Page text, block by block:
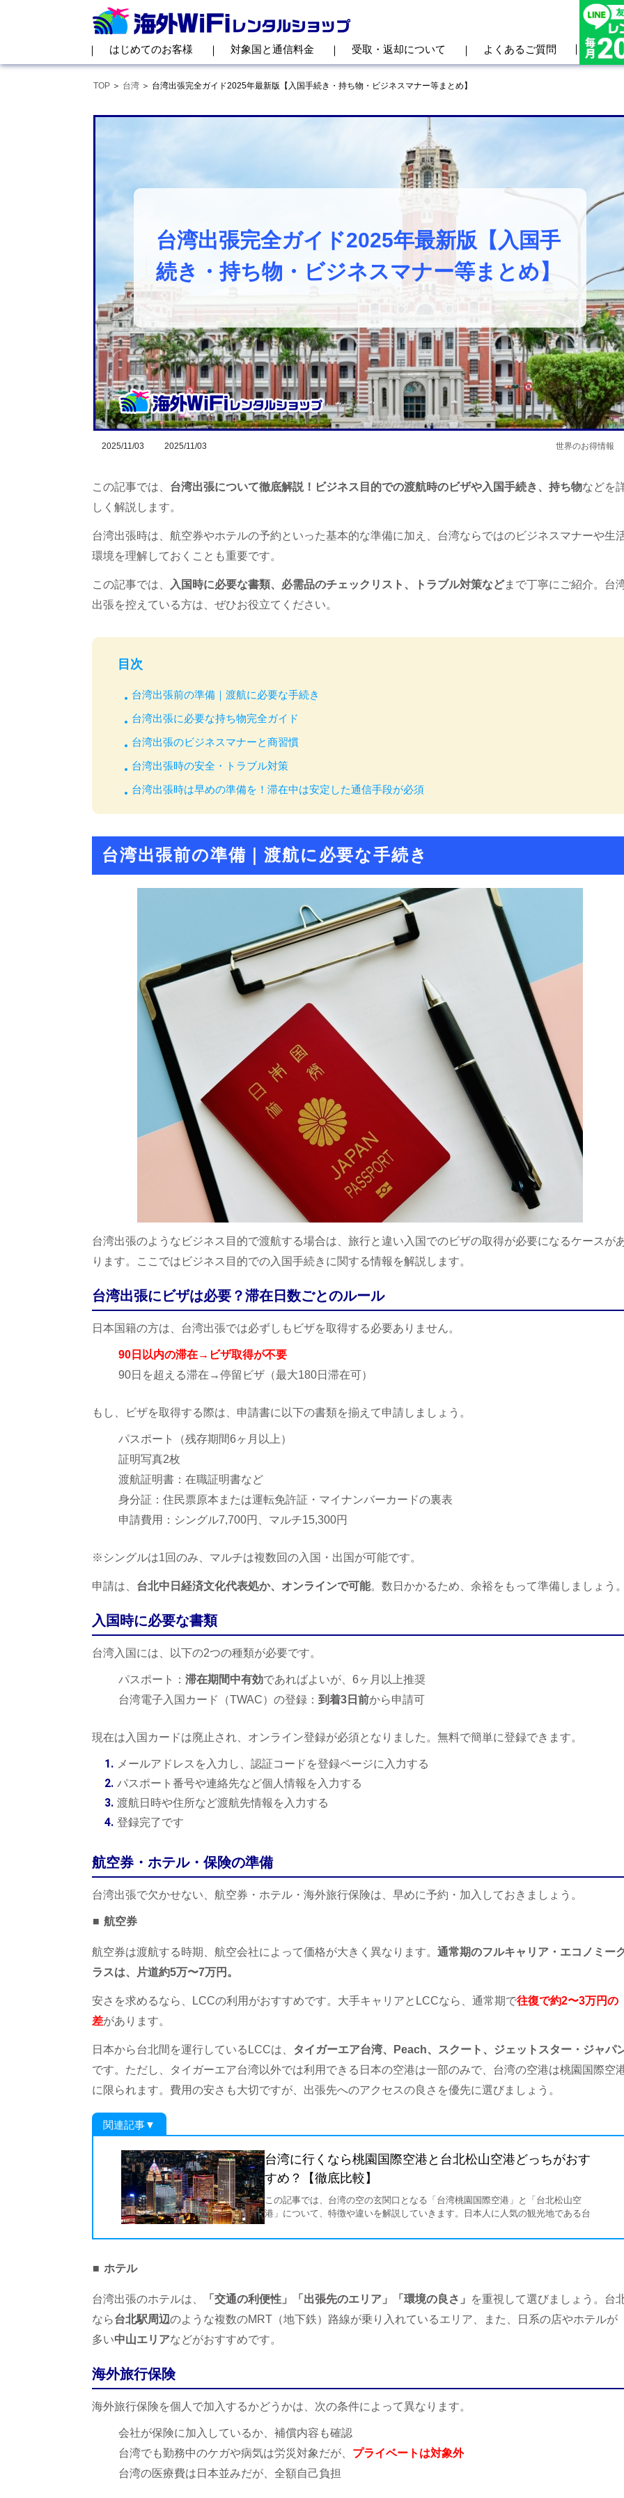
はじめてのお客様 対象国と通信料金 受取・返却について よくあるご質問
TOP 台湾 台湾出張完全ガイド2025年最新版【入国手続き・持ち物・ビジネスマナー等まとめ】
台湾出張完全ガイド2025年最新版【入国手
続き・持ち物・ビジネスマナー等まとめ】
2025/11/03 2025/11/03 世界のお得情報
この記事では、 台湾出張について徹底解説！ビジネス目的での渡航時のビザや入国手続き、持ち物などを
しく解説します。
台湾出張時は、航空券やホテルの予約といった基本的な準備に加え、台湾ならではのビジネスマナーや生
環境を理解しておくことも重要です。
この記事では、 入国時に必要な書類、必需品のチェックリスト、トラブル対策などまで丁寧にご紹介。台
出張を控えている方は、ぜひお役立てください。
目次
台湾出張前の準備｜渡航に必要な手続き
台湾出張に必要な持ち物完全ガイド
台湾出張のビジネスマナーと商習慣
台湾出張時の安全・トラブル対策
台湾出張時は早めの準備を！滞在中は安定した通信手段が必須
台湾出張前の準備｜渡航に必要な手続き
台湾出張のようなビジネス目的で渡航する場合は、旅行と違い入国でのビザの取得が必要になるケースが
ります。ここではビジネス目的での入国手続きに関する情報を解説します。
台湾出張にビザは必要？滞在日数ごとのルール
日本国籍の方は、台湾出張では必ずしもビザを取得する必要ありません。
90日以内の滞在→ビザ取得が不要
90日を超える滞在→停留ビザ（最大180日滞在可）
もし、ビザを取得する際は、申請書に以下の書類を揃えて申請しましょう。
パスポート（残存期間6ヶ月以上）
証明写真2枚
渡航証明書：在職証明書など
身分証：住民票原本または運転免許証・マイナンバーカードの裏表
申請費用：シングル7,700円、マルチ15,300円
※シングルは1回のみ、マルチは複数回の入国・出国が可能です。
申請は、 台北中日経済文化代表処か、オンラインで可能。数日かかるため、余裕をもって準備しましょう
入国時に必要な書類
台湾入国には、以下の2つの種類が必要です。
パスポート： 滞在期間中有効であればよいが、6ヶ月以上推奨
台湾電子入国カード（TWAC）の登録： 到着3日前から申請可
現在は入国カードは廃止され、オンライン登録が必須となりました。無料で簡単に登録できます。
メールアドレスを入力し、認証コードを登録ページに入力する
パスポート番号や連絡先など個人情報を入力する
渡航日時や住所など渡航先情報を入力する
登録完了です
航空券・ホテル・保険の準備
台湾出張で欠かせない、航空券・ホテル・海外旅行保険は、早めに予約・加入しておきましょう。
航空券
航空券は渡航する時期、航空会社によって価格が大きく異なります。 通常期のフルキャリア・エコノミー
ラスは、片道約5万〜7万円。
安さを求めるなら、LCCの利用がおすすめです。大手キャリアとLCCなら、通常期で往復で約2〜3万円の
差があります。
日本から台北間を運行しているLCCは、
タイガーエア台湾、Peach、スクート、ジェットスター・ジャパ
です。ただし、タイガーエア台湾以外では利用できる日本の空港は一部のみで、台湾の空港は桃園国際空
に限られます。費用の安さも大切ですが、出張先へのアクセスの良さを優先に選びましょう。
関連記事▼
台湾に行くなら桃園国際空港と台北松山空港どっちがおす
すめ？【徹底比較】
この記事では、台湾の空の玄関口となる「台湾桃園国際空港」と「台北松山空
港」について、特徴や違いを解説していきます。日本人に人気の観光地である台
湾への渡航で、どちらの空港を利用するか悩まれている人もいるのではないでし
ょうか…
ホテル
台湾出張のホテルは、 「交通の利便性」「出張先のエリア」「環境の良さ」
を重視して選びましょう。台
なら台北駅周辺のような複数のMRT（地下鉄）路線が乗り入れているエリア、また、日系の店やホテルが
多い中山エリアなどがおすすめです。
海外旅行保険
海外旅行保険を個人で加入するかどうかは、次の条件によって異なります。
会社が保険に加入しているか、補償内容も確認
台湾でも勤務中のケガや病気は労災対象だが、 プライベートは対象外
台湾の医療費は日本並みだが、全額自己負担